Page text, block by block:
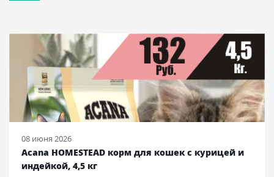
08 июня 2026
Acana HOMESTEAD корм для кошек с курицей и
индейкой, 4,5 кг